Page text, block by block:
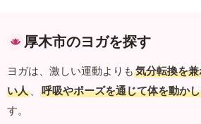
厚木市のヨガを探す
ヨガは、激しい運動よりも 気分転換を
い人 、 呼吸やポーズを通じて体を動か
す。